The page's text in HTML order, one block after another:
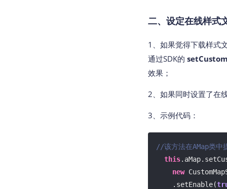
二、设定在线样式
1、如果觉得下载样式
通过SDK的
效果；
2、如果同时设置了在
3、示例代码：
//该方法在AMap类中
this
new
    .setEnable(